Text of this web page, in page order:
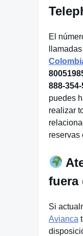
El
888-
puedes
realizar
reservas
fuera
Si
Avianca